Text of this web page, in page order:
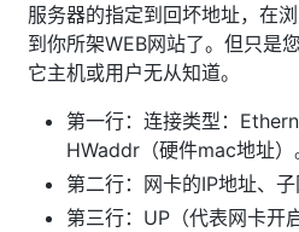
服务器的指定到回坏地址，在
到你所架WEB网站了。但只是
它主机或用户无从知道。
第一行：连接类型：
HWaddr（硬件mac地址）
第二行：网卡的IP地址、子
第三行：UP（代表网卡开